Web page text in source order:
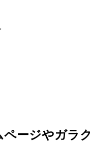
ージやガラ